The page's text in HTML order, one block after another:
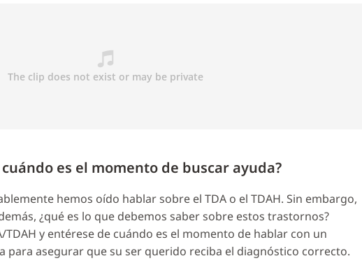
cuándo es el momento de buscar ayuda?
hemos oído hablar sobre el TDA o el TDAH. Sin embargo,
¿qué es lo que debemos saber sobre estos trastornos?
TDAH y entérese de cuándo es el momento de hablar con un
para asegurar que su ser querido reciba el diagnóstico correcto.